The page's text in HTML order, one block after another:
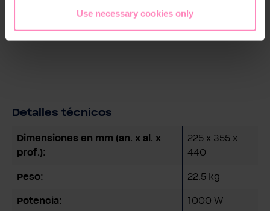
Use necessary cookies only
Cepillo para la cabeza del grupo
Detalles técnicos
Dimensiones en mm (an. x al. x
prof.):
225 x 355 x
440
Peso: 22.5 kg
Potencia: 1000 W